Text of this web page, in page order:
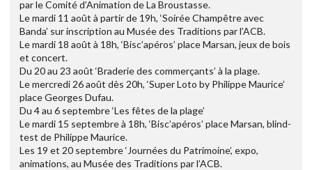
par le Comité d’Animation de La Broustasse.
Le mardi 11 août à partir de 19h, ‘Soirée Champêtre avec
Banda’ sur inscription au Musée des Traditions par l’ACB.
Le mardi 18 août à 18h, ‘Bisc’apéros’ place Marsan, jeux de bois
et concert.
Du 20 au 23 août ‘Braderie des commerçants’ à la plage.
Le mercredi 26 août dès 20h, ‘Super Loto by Philippe Maurice’
place Georges Dufau.
Du 4 au 6 septembre ‘Les fêtes de la plage’
Le mardi 15 septembre à 18h, ‘Bisc’apéros’ place Marsan, blind-
test de Philippe Maurice.
Les 19 et 20 septembre ‘Journées du Patrimoine’, expo,
animations, au Musée des Traditions par l’ACB.